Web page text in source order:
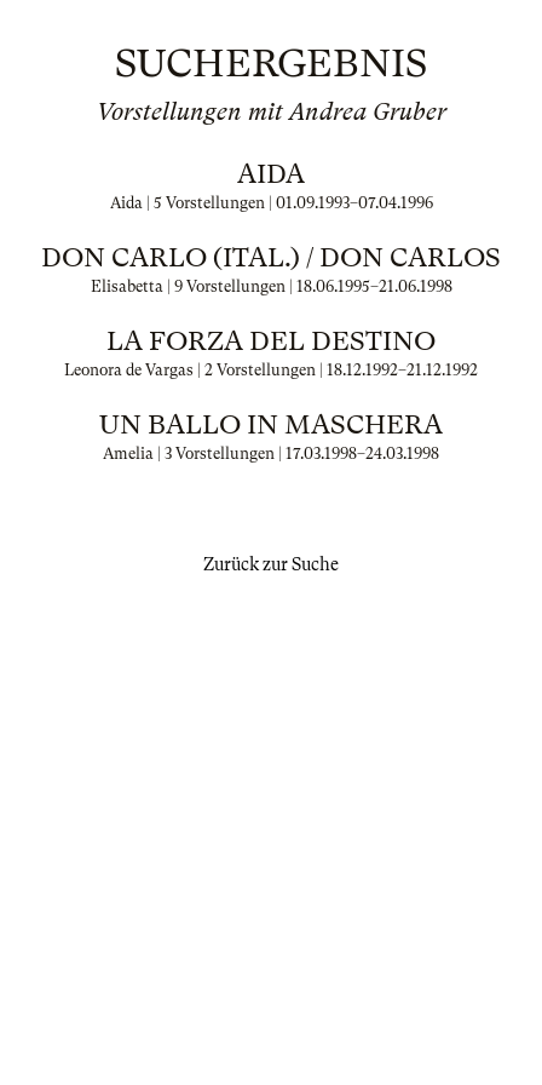
SUCHERGEBNIS
Vorstellungen mit Andrea Gruber
AIDA
Aida | 5 Vorstellungen | 01.09.1993–07.04.1996
DON CARLO (ITAL.) / DON CARLOS
Elisabetta | 9 Vorstellungen | 18.06.1995–21.06.1998
LA FORZA DEL DESTINO
Leonora de Vargas | 2 Vorstellungen | 18.12.1992–21.12.1992
UN BALLO IN MASCHERA
Amelia | 3 Vorstellungen | 17.03.1998–24.03.1998
Zurück zur Suche